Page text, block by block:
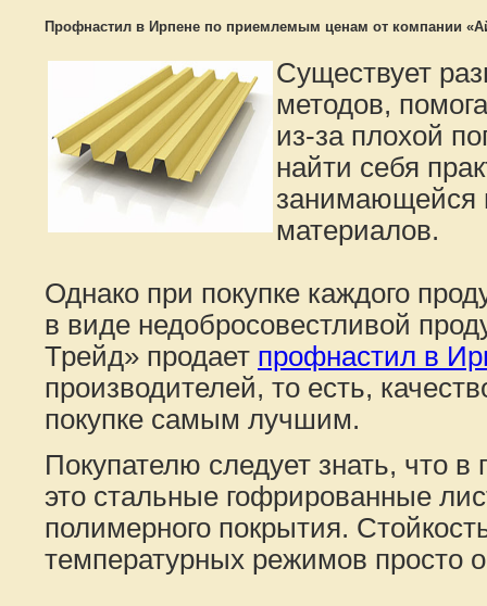
Профнастил в Ирпене по приемлемым ценам от компании
Существует
методов,
из-за плохой
найти себя
занимающейся
материалов.
Однако при покупке каждого
в виде недобросовестливой
Трейд» продает профнастил в
производителей, то есть,
покупке самым лучшим.
Покупателю следует знать, что
это стальные гофрированные
полимерного покрытия.
температурных режимов просто